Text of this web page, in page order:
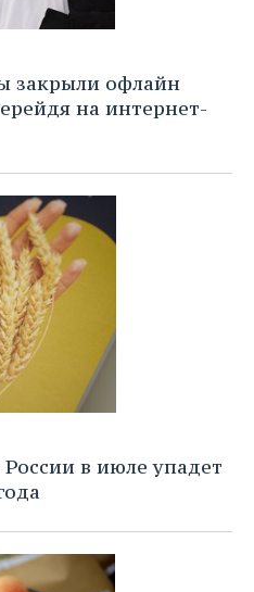
закрыли офлайн
на интернет-
в июле упадет